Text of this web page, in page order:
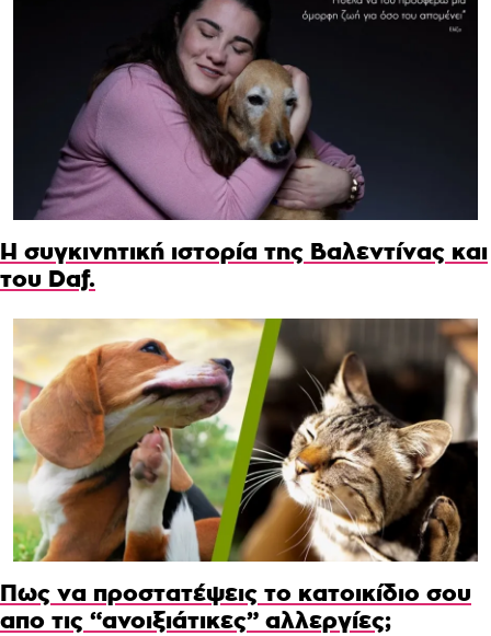
Η συγκινητική ιστορία της Βαλεντίνας και
του Daf.
Πως να προστατέψεις το κατοικίδιο σου
απο τις “ανοιξιάτικες” αλλεργίες;